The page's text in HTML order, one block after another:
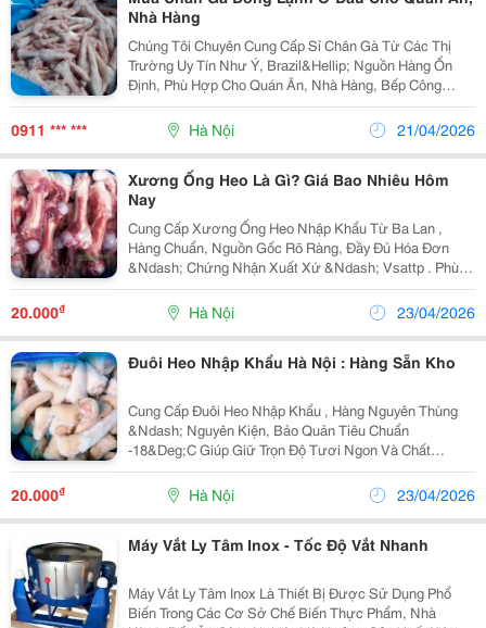
Nhà Hàng
Chúng Tôi Chuyên Cung Cấp Sỉ Chân Gà Từ Các Thị
Trường Uy Tín Như Ý, Brazil&Hellip; Nguồn Hàng Ổn
Định, Phù Hợp Cho Quán Ăn, Nhà Hàng, Bếp Công
Nghiệp, Đại Lý Phân Phối . ✨ Ưu Điểm Nổi Bật Chân Gà
Đều, Đẹp, Kích Thước Đồng Đều Không Thâm...
0911 *** *** Hà Nội 21/04/2026
Xương Ống Heo Là Gì? Giá Bao Nhiêu Hôm
Nay
Cung Cấp Xương Ống Heo Nhập Khẩu Từ Ba Lan ,
Hàng Chuẩn, Nguồn Gốc Rõ Ràng, Đầy Đủ Hóa Đơn
&Ndash; Chứng Nhận Xuất Xứ &Ndash; Vsattp . Phù
Hợp Cho Quán Bún Phở, Nhà Hàng, Bếp Công Nghiệp.
Đặc Điểm Sản Phẩm Xương Ống Là Phần Xương Bắp
Chân...
20.000₫ Hà Nội 23/04/2026
Đuôi Heo Nhập Khẩu Hà Nội : Hàng Sẵn Kho
Cung Cấp Đuôi Heo Nhập Khẩu , Hàng Nguyên Thùng
&Ndash; Nguyên Kiện, Bảo Quản Tiêu Chuẩn
-18&Deg;C Giúp Giữ Trọn Độ Tươi Ngon Và Chất
Lượng Khi Đến Tay Khách Hàng. Phù Hợp Cho Quán
Ăn, Nhà Hàng, Bếp Gia Đình. Đặc Điểm Nổi Bật Thịt
Ngọt Tự...
20.000₫ Hà Nội 23/04/2026
Máy Vắt Ly Tâm Inox - Tốc Độ Vắt Nhanh
Máy Vắt Ly Tâm Inox Là Thiết Bị Được Sử Dụng Phổ
Biến Trong Các Cơ Sở Chế Biến Thực Phẩm, Nhà